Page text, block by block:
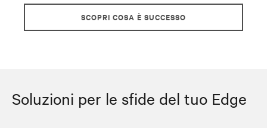
SCOPRI COSA È SUCCESSO
Soluzioni per le sfide del tuo Edge